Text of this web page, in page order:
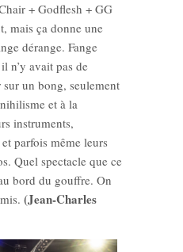
+ Godflesh + GG
mais ça donne une
dérange. Fange
n’y avait pas de
un bong, seulement
et à la
instruments,
parfois même leurs
Quel spectacle que ce
bord du gouffre. On
(Jean-Charles